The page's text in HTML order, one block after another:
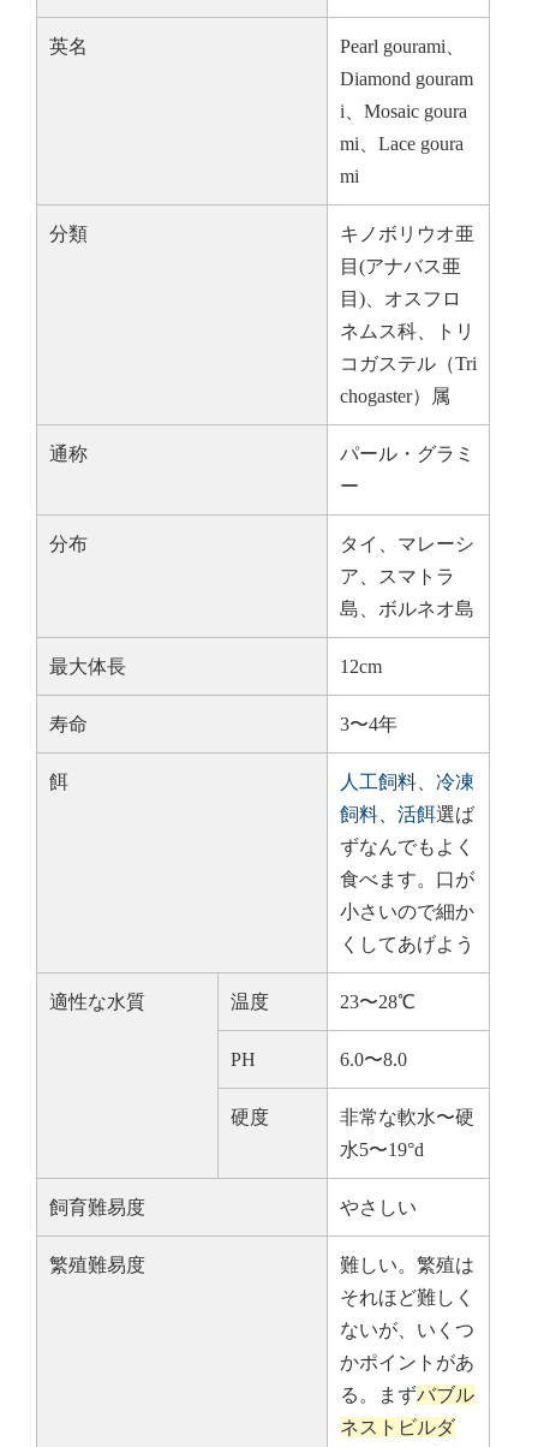
英名
Pearl gourami、
Diamond gouram
i、Mosaic goura
mi、Lace goura
mi
分類
キノボリウオ亜
目(アナバス亜
目)、オスフロ
ネムス科、トリ
コガステル（Tri
chogaster）属
通称
パール・グラミ
ー
分布
タイ、マレーシ
ア、スマトラ
島、ボルネオ島
最大体長 12cm
寿命 3〜4年
餌 人工飼料
冷凍
飼料
活餌選ば
ずなんでもよく
食べます。口が
小さいので細か
くしてあげよう
適性な水質 温度 23〜28℃
PH 6.0〜8.0
硬度
非常な軟水〜硬
水5〜19°d
飼育難易度 やさしい
繁殖難易度
難しい。繁殖は
それほど難しく
ないが、いくつ
かポイントがあ
る。まずバブル
ネストビルダ